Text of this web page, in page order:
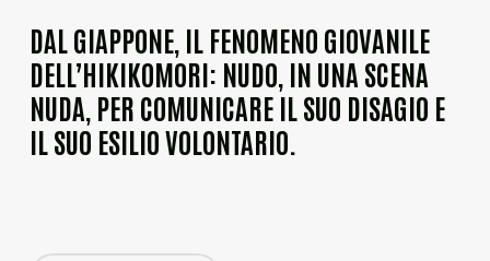
DAL GIAPPONE, IL FENOMENO GIOVANILE
DELL’HIKIKOMORI: NUDO, IN UNA SCENA
NUDA, PER COMUNICARE IL SUO DISAGIO E
IL SUO ESILIO VOLONTARIO.